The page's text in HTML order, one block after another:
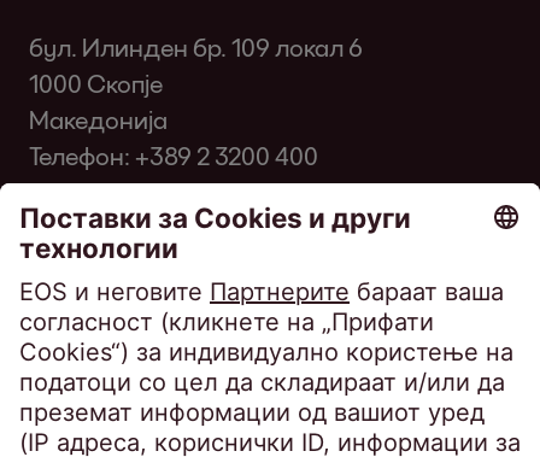
бул. Илинден бр. 109 локал 6
1000 Скопје
Македонија
Телефон: +389 2 3200 400
Факс: +389 2 3200 334
infomk@eos-matrix.mk
ЧПП за клиенти
SpeakUP - Канал на укажувачи